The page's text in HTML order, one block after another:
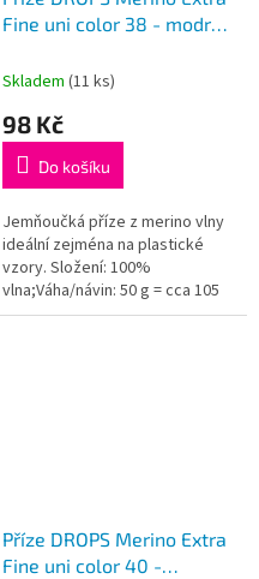
Fine uni color 38 - modrá
Skladem (11 ks)
98 Kč
Do košíku
Jemňoučká příze z merino vlny
ideální zejména na plastické
vzory. Složení: 100%
vlna;Váha/návin: 50 g = cca 105
metrů;Doporučená síla jehlic: 4
Příze DROPS Merino Extra
Fine uni color 40 -